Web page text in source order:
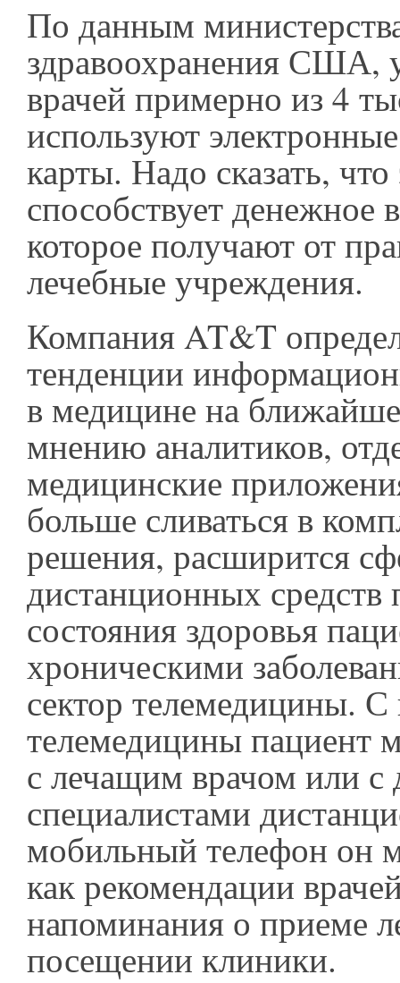
По данным
здравоохранения США,
врачей примерно из 4
используют
карты. Надо сказать,
способствует денежное
которое получают от
лечебные учреждения.
Компания AT&T
тенденции
в медицине на
мнению аналитиков,
медицинские
больше сливаться в
решения, расширится
дистанционных
состояния здоровья
хроническими
сектор телемедицины.
телемедицины пациент
с лечащим врачом или с
специалистами
мобильный телефон он
как рекомендации
напоминания о приеме
посещении клиники.